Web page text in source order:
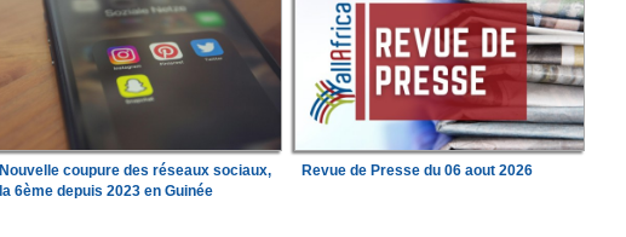
Nouvelle coupure des réseaux sociaux,
la 6ème depuis 2023 en Guinée
Revue de Presse du 06 aout 2026